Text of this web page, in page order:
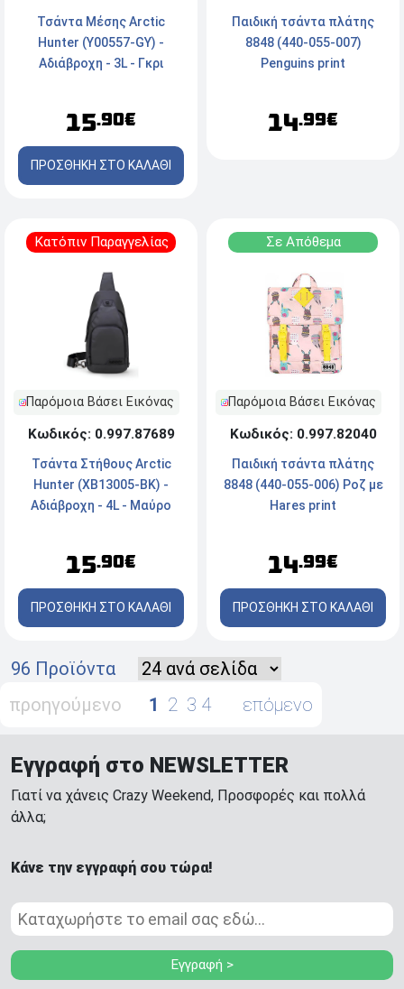
Τσάντα Μέσης Arctic
Hunter (Y00557-GY) -
Αδιάβροχη - 3L - Γκρι
15.90€
ΠΡΟΣΘΗΚΗ ΣΤΟ ΚΑΛΑΘΙ
Παιδική τσάντα πλάτης
8848 (440-055-007)
Penguins print
14.99€
Κατόπιν Παραγγελίας
Παρόμοια Βάσει Εικόνας
Κωδικός: 0.997.87689
Τσάντα Στήθους Arctic
Hunter (XB13005-BK) -
Αδιάβροχη - 4L - Μαύρο
15.90€
ΠΡΟΣΘΗΚΗ ΣΤΟ ΚΑΛΑΘΙ
Σε Απόθεμα
Παρόμοια Βάσει Εικόνας
Κωδικός: 0.997.82040
Παιδική τσάντα πλάτης
8848 (440-055-006) Ροζ με
Hares print
14.99€
ΠΡΟΣΘΗΚΗ ΣΤΟ ΚΑΛΑΘΙ
96 Προϊόντα
προηγούμενο
1 2 3 4 επόμενο
Εγγραφή στο NEWSLETTER
Γιατί να χάνεις Crazy Weekend, Προσφορές και πολλά
άλλα;
Κάνε την εγγραφή σου τώρα!
Εγγραφή >